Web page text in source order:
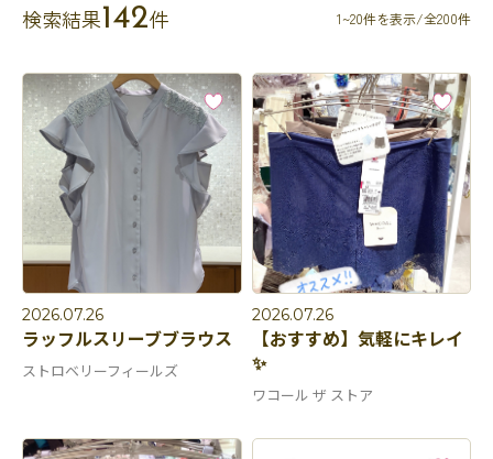
検索結果142件 1~20件を表示/全200件
2026.07.26
ラッフルスリーブブラウス
ストロベリーフィールズ
2026.07.26
【おすすめ】気軽にキレイ
✨
ワコール ザ ストア